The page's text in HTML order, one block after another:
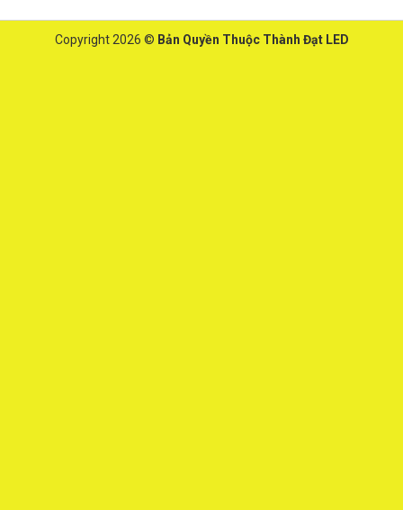
Copyright 2026 © Bản Quyền Thuộc Thành Đạt LED